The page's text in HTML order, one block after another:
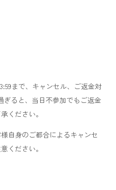
まで、キャンセル、ご返金対
ぎると、当日不参加でもご返金
ください。
自身のご都合によるキャンセ
ください。